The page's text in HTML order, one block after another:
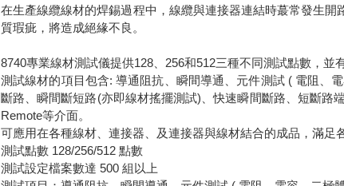
在生產線纜線材的焊錫過程中，線纜與連接器連結時蕞常發生
質瑕疵，將造成絕緣不良。
8740專業線材測試儀提供128、256和512三種不同測試點數，並
測試線材的項目包含: 導通阻抗、瞬間導通、元件測試 ( 電阻、
斷路、瞬間斷短路(亦即線材搖擺測試)、快速瞬間斷路、短斷路
Remote等介面。
可應用在各種線材、連接器、及連接器與線材結合的成品，滿足
測試點數 128/256/512 點數
測試設定檔案數達 500 組以上